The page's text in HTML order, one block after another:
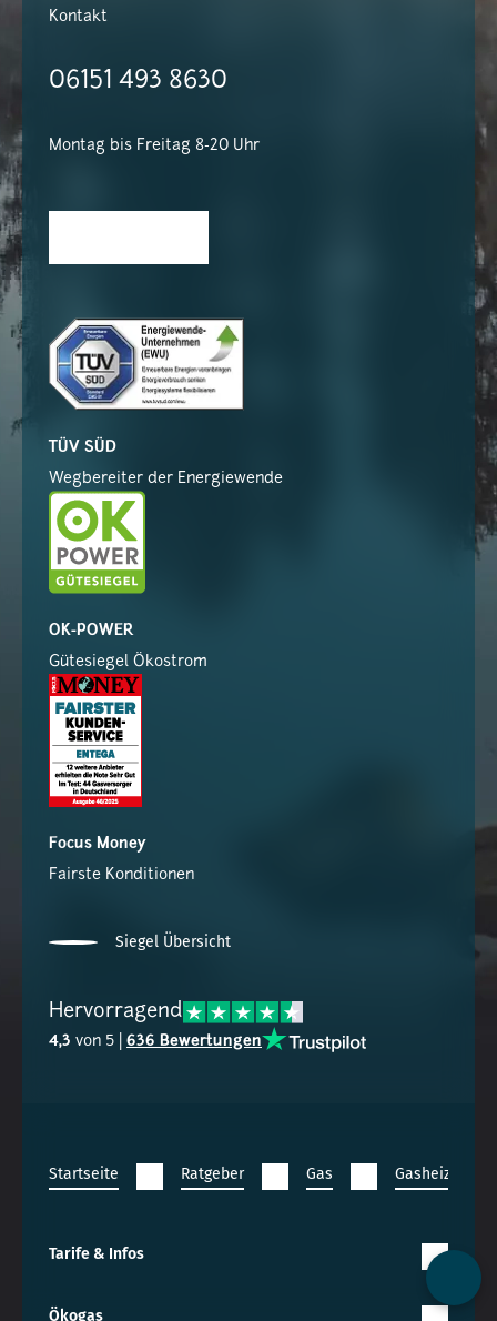
Kontakt
06151 493 8630
Montag bis Freitag 8-20 Uhr
TÜV SÜD
Wegbereiter der Energiewende
OK-POWER
Gütesiegel Ökostrom
Focus Money
Fairste Konditionen
Siegel Übersicht
Hervorragend
4,3 von 5 | 636 Bewertungen
Startseite Ratgeber Gas Gasheizung
Tarife & Infos
Ökogas